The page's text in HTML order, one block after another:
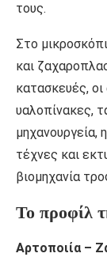
τους.
Στο
και
κατασκευές,
υαλοπίνακες,
μηχανουργεία,
τέχνες και
βιομηχανία
Το προφίλ
Αρτοποιία –